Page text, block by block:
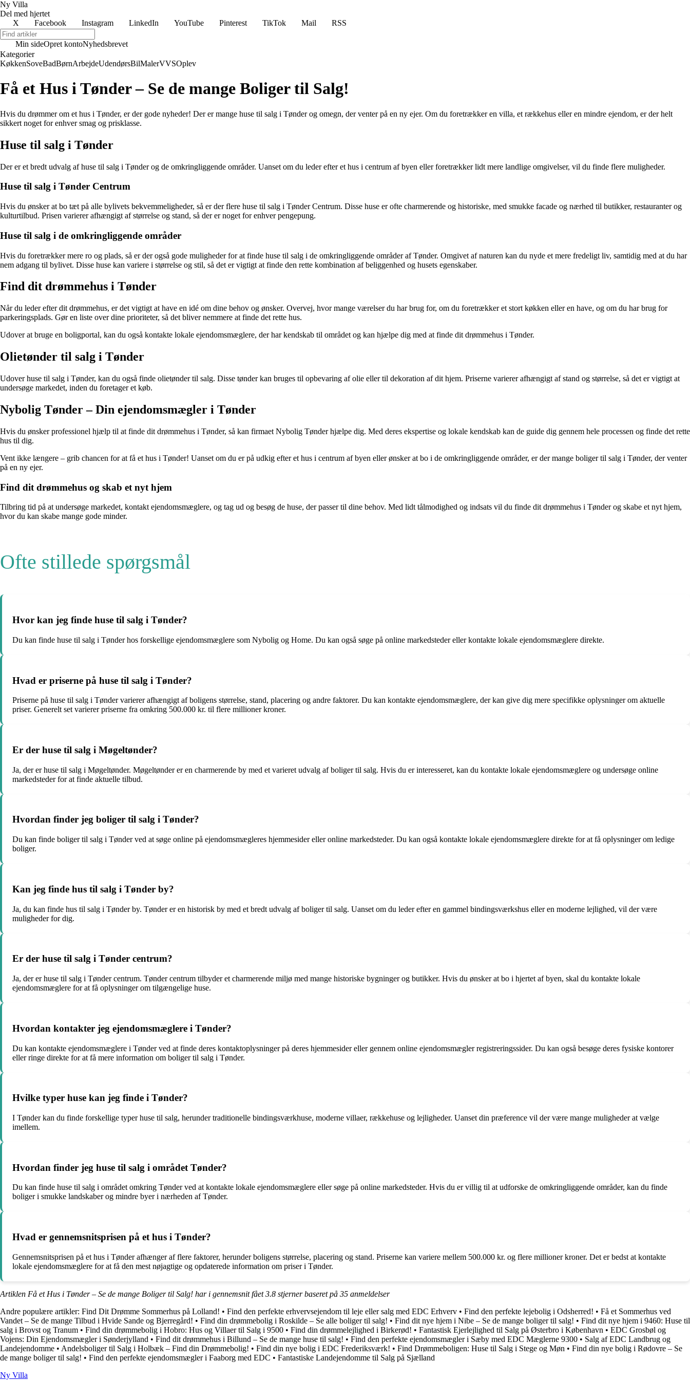
Ny Villa
Del med hjertet
X
Facebook Instagram LinkedIn YouTube Pinterest TikTok Mail RSS
Min sideOpret kontoNyhedsbrevet
Kategorier
KøkkenSoveBadBørnArbejdeUdendørsBilMalerVVSOplev
Få et Hus i Tønder – Se de mange Boliger til Salg!
Hvis du drømmer om et hus i Tønder, er der gode nyheder! Der er mange huse til salg i Tønder og omegn, der venter på en ny ejer. Om du foretrækker en villa, et rækkehus eller en mindre ejendom, er der helt
sikkert noget for enhver smag og prisklasse.
Huse til salg i Tønder
Der er et bredt udvalg af huse til salg i Tønder og de omkringliggende områder. Uanset om du leder efter et hus i centrum af byen eller foretrækker lidt mere landlige omgivelser, vil du finde flere muligheder.
Huse til salg i Tønder Centrum
Hvis du ønsker at bo tæt på alle bylivets bekvemmeligheder, så er der flere huse til salg i Tønder Centrum. Disse huse er ofte charmerende og historiske, med smukke facade og nærhed til butikker, restauranter og
kulturtilbud. Prisen varierer afhængigt af størrelse og stand, så der er noget for enhver pengepung.
Huse til salg i de omkringliggende områder
Hvis du foretrækker mere ro og plads, så er der også gode muligheder for at finde huse til salg i de omkringliggende områder af Tønder. Omgivet af naturen kan du nyde et mere fredeligt liv, samtidig med at du har
nem adgang til bylivet. Disse huse kan variere i størrelse og stil, så det er vigtigt at finde den rette kombination af beliggenhed og husets egenskaber.
Find dit drømmehus i Tønder
Når du leder efter dit drømmehus, er det vigtigt at have en idé om dine behov og ønsker. Overvej, hvor mange værelser du har brug for, om du foretrækker et stort køkken eller en have, og om du har brug for
parkeringsplads. Gør en liste over dine prioriteter, så det bliver nemmere at finde det rette hus.
Udover at bruge en boligportal, kan du også kontakte lokale ejendomsmæglere, der har kendskab til området og kan hjælpe dig med at finde dit drømmehus i Tønder.
Olietønder til salg i Tønder
Udover huse til salg i Tønder, kan du også finde olietønder til salg. Disse tønder kan bruges til opbevaring af olie eller til dekoration af dit hjem. Priserne varierer afhængigt af stand og størrelse, så det er vigtigt at
undersøge markedet, inden du foretager et køb.
Nybolig Tønder – Din ejendomsmægler i Tønder
Hvis du ønsker professionel hjælp til at finde dit drømmehus i Tønder, så kan firmaet Nybolig Tønder hjælpe dig. Med deres ekspertise og lokale kendskab kan de guide dig gennem hele processen og finde det rette
hus til dig.
Vent ikke længere – grib chancen for at få et hus i Tønder! Uanset om du er på udkig efter et hus i centrum af byen eller ønsker at bo i de omkringliggende områder, er der mange boliger til salg i Tønder, der venter
på en ny ejer.
Find dit drømmehus og skab et nyt hjem
Tilbring tid på at undersøge markedet, kontakt ejendomsmæglere, og tag ud og besøg de huse, der passer til dine behov. Med lidt tålmodighed og indsats vil du finde dit drømmehus i Tønder og skabe et nyt hjem,
hvor du kan skabe mange gode minder.
Ofte stillede spørgsmål
Hvor kan jeg finde huse til salg i Tønder?
Du kan finde huse til salg i Tønder hos forskellige ejendomsmæglere som Nybolig og Home. Du kan også søge på online markedsteder eller kontakte lokale ejendomsmæglere direkte.
Hvad er priserne på huse til salg i Tønder?
Priserne på huse til salg i Tønder varierer afhængigt af boligens størrelse, stand, placering og andre faktorer. Du kan kontakte ejendomsmæglere, der kan give dig mere specifikke oplysninger om aktuelle
priser. Generelt set varierer priserne fra omkring 500.000 kr. til flere millioner kroner.
Er der huse til salg i Møgeltønder?
Ja, der er huse til salg i Møgeltønder. Møgeltønder er en charmerende by med et varieret udvalg af boliger til salg. Hvis du er interesseret, kan du kontakte lokale ejendomsmæglere og undersøge online
markedsteder for at finde aktuelle tilbud.
Hvordan finder jeg boliger til salg i Tønder?
Du kan finde boliger til salg i Tønder ved at søge online på ejendomsmægleres hjemmesider eller online markedsteder. Du kan også kontakte lokale ejendomsmæglere direkte for at få oplysninger om ledige
boliger.
Kan jeg finde hus til salg i Tønder by?
Ja, du kan finde hus til salg i Tønder by. Tønder er en historisk by med et bredt udvalg af boliger til salg. Uanset om du leder efter en gammel bindingsværkshus eller en moderne lejlighed, vil der være
muligheder for dig.
Er der huse til salg i Tønder centrum?
Ja, der er huse til salg i Tønder centrum. Tønder centrum tilbyder et charmerende miljø med mange historiske bygninger og butikker. Hvis du ønsker at bo i hjertet af byen, skal du kontakte lokale
ejendomsmæglere for at få oplysninger om tilgængelige huse.
Hvordan kontakter jeg ejendomsmæglere i Tønder?
Du kan kontakte ejendomsmæglere i Tønder ved at finde deres kontaktoplysninger på deres hjemmesider eller gennem online ejendomsmægler registreringssider. Du kan også besøge deres fysiske kontorer
eller ringe direkte for at få mere information om boliger til salg i Tønder.
Hvilke typer huse kan jeg finde i Tønder?
I Tønder kan du finde forskellige typer huse til salg, herunder traditionelle bindingsværkhuse, moderne villaer, rækkehuse og lejligheder. Uanset din præference vil der være mange muligheder at vælge
imellem.
Hvordan finder jeg huse til salg i området Tønder?
Du kan finde huse til salg i området omkring Tønder ved at kontakte lokale ejendomsmæglere eller søge på online markedsteder. Hvis du er villig til at udforske de omkringliggende områder, kan du finde
boliger i smukke landskaber og mindre byer i nærheden af Tønder.
Hvad er gennemsnitsprisen på et hus i Tønder?
Gennemsnitsprisen på et hus i Tønder afhænger af flere faktorer, herunder boligens størrelse, placering og stand. Priserne kan variere mellem 500.000 kr. og flere millioner kroner. Det er bedst at kontakte
lokale ejendomsmæglere for at få den mest nøjagtige og opdaterede information om priser i Tønder.
Artiklen Få et Hus i Tønder – Se de mange Boliger til Salg! har i gennemsnit fået3.8 stjerner baseret på 35 anmeldelser
Andre populære artikler: Find Dit Drømme Sommerhus på Lolland! • Find den perfekte erhvervsejendom til leje eller salg med EDC Erhverv • Find den perfekte lejebolig i Odsherred! • Få et Sommerhus ved
Vandet – Se de mange Tilbud i Hvide Sande og Bjerregård! • Find din drømmebolig i Roskilde – Se alle boliger til salg! • Find dit nye hjem i Nibe – Se de mange boliger til salg! • Find dit nye hjem i 9460: Huse til
salg i Brovst og Tranum • Find din drømmebolig i Hobro: Hus og Villaer til Salg i 9500 • Find din drømmelejlighed i Birkerød! • Fantastisk Ejerlejlighed til Salg på Østerbro i København • EDC Grosbøl og
Vojens: Din Ejendomsmægler i Sønderjylland • Find dit drømmehus i Billund – Se de mange huse til salg! • Find den perfekte ejendomsmægler i Sæby med EDC Mæglerne 9300 • Salg af EDC Landbrug og
Landejendomme • Andelsboliger til Salg i Holbæk – Find din Drømmebolig! • Find din nye bolig i EDC Frederiksværk! • Find Drømmeboligen: Huse til Salg i Stege og Møn • Find din nye bolig i Rødovre – Se
de mange boliger til salg! • Find den perfekte ejendomsmægler i Faaborg med EDC • Fantastiske Landejendomme til Salg på Sjælland
Ny Villa